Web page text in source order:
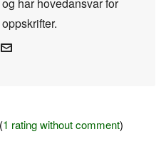
har hovedansvar for
1 rating without comment)